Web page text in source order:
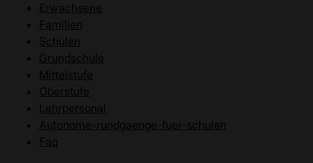
Erwachsene
Familien
Schulen
Grundschule
Mittelstufe
Oberstufe
Lehrpersonal
Autonome-rundgaenge-fuer-schulen
Faq